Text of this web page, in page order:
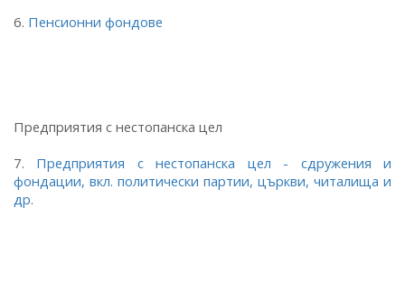
6. Пенсионни фондове
Предприятия с нестопанска цел
7. Предприятия с нестопанска цел - сдружения и
фондации, вкл. политически партии, църкви, читалища и
др.